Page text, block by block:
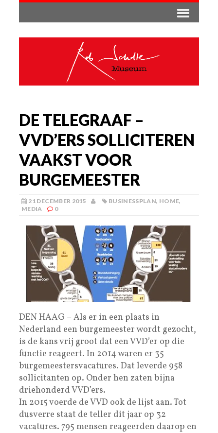
DE TELEGRAAF –
VVD’ERS SOLLICITEREN
VAAKST VOOR
BURGEMEESTER
21 DECEMBER 2015 BUSINESSPLAN, HOME,
MEDIA
0
DEN HAAG – Als er in een plaats in
Nederland een burgemeester wordt gezocht,
is de kans vrij groot dat een VVD’er op die
functie reageert. In 2014 waren er 35
burgemeestersvacatures. Dat leverde 958
sollicitanten op. Onder hen zaten bijna
driehonderd VVD’ers.
In 2015 voerde de VVD ook de lijst aan. Tot
dusverre staat de teller dit jaar op 32
vacatures. 795 mensen reageerden daarop en